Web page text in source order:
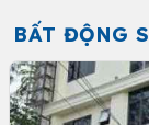
BẤT ĐỘNG